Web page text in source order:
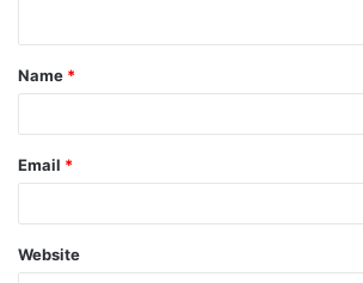
t
*
Name *
Email *
Website